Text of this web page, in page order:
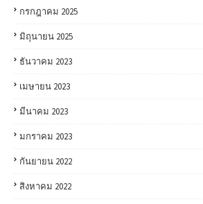
กรกฎาคม 2025
มิถุนายน 2025
ธันวาคม 2023
เมษายน 2023
มีนาคม 2023
มกราคม 2023
กันยายน 2022
สิงหาคม 2022